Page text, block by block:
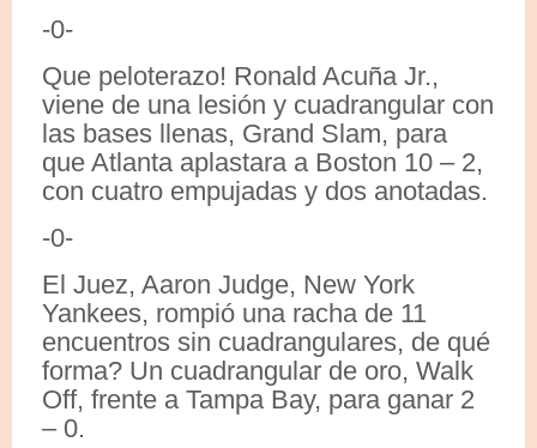
-0-
Que peloterazo! Ronald Acuña Jr.,
viene de una lesión y cuadrangular con
las bases llenas, Grand Slam, para
que Atlanta aplastara a Boston 10 – 2,
con cuatro empujadas y dos anotadas.
-0-
El Juez, Aaron Judge, New York
Yankees, rompió una racha de 11
encuentros sin cuadrangulares, de qué
forma? Un cuadrangular de oro, Walk
Off, frente a Tampa Bay, para ganar 2
– 0.